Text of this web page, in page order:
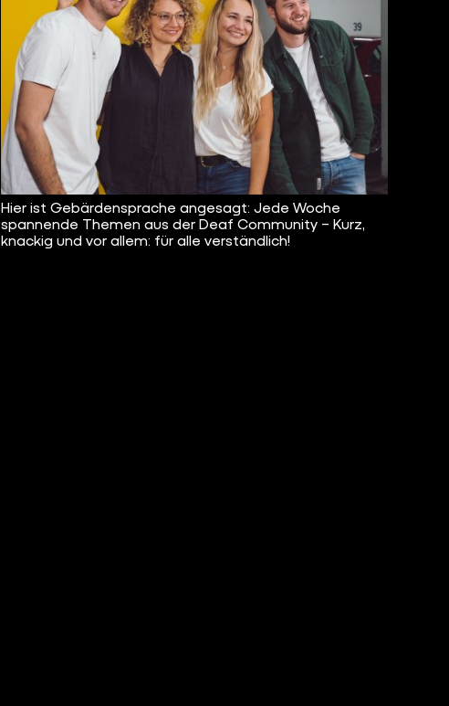
Hier ist Gebärdensprache angesagt: Jede Woche
spannende Themen aus der Deaf Community – Kurz,
knackig und vor allem: für alle verständlich!